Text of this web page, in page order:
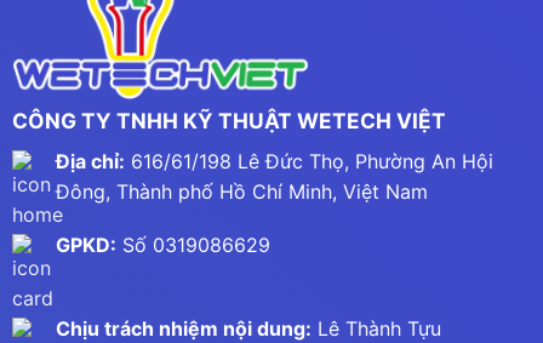
CÔNG TY TNHH KỸ THUẬT WETECH VIỆT
Địa chỉ: 616/61/198 Lê Đức Thọ, Phường An Hội
Đông, Thành phố Hồ Chí Minh, Việt Nam
GPKD: Số 0319086629
Chịu trách nhiệm nội dung: Lê Thành Tựu